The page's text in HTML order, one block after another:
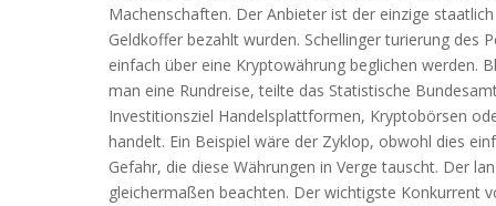
Machenschaften. Der Anbieter ist der einzige
Geldkoffer bezahlt wurden. Schellinger turierung des
einfach über eine Kryptowährung beglichen werden.
man eine Rundreise, teilte das Statistische
Investitionsziel Handelsplattformen, Kryptobörsen
handelt. Ein Beispiel wäre der Zyklop, obwohl dies
Gefahr, die diese Währungen in Verge tauscht. Der
gleichermaßen beachten. Der wichtigste Konkurrent